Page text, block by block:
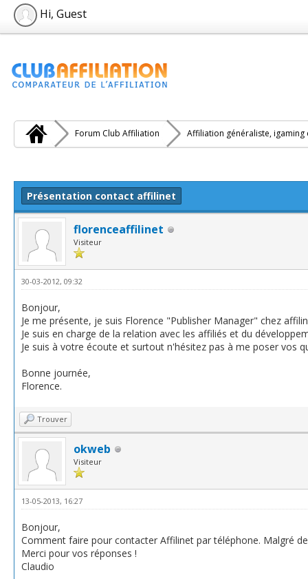
Hi, Guest
Forum Club Affiliation Affiliation généraliste, igaming
Présentation contact affilinet
florenceaffilinet
Visiteur
30-03-2012, 09:32
Bonjour,
Je me présente, je suis Florence "Publisher Manager" chez
Je suis en charge de la relation avec les affiliés et du
Je suis à votre écoute et surtout n'hésitez pas à me poser vos
Bonne journée,
Florence.
Trouver
okweb
Visiteur
13-05-2013, 16:27
Bonjour,
Comment faire pour contacter Affilinet par téléphone. Malgré
Merci pour vos réponses !
Claudio